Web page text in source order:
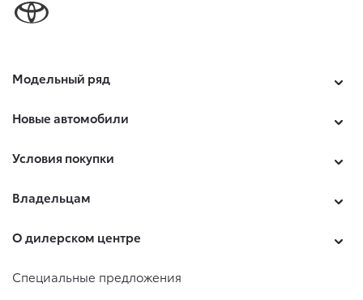
Модельный ряд
Новые автомобили
Условия покупки
Владельцам
О дилерском центре
Специальные предложения